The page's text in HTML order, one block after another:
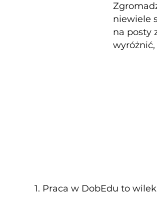
niewiele
na posty
Praca w DobEdu to